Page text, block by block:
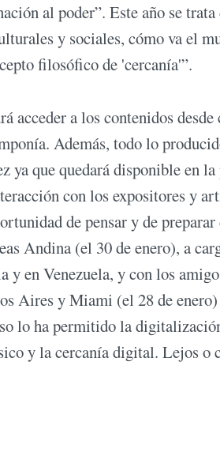
al poder”. Este año se
y sociales, cómo va el
filosófico de 'cercanía'”.
acceder a los contenidos
Además, todo lo
ya que quedará disponible en
con los expositores y
de pensar y de preparar
Andina (el 30 de enero), a
y en Venezuela, y con los
Aires y Miami (el 28 de
lo ha permitido la
y la cercanía digital. Lejos o